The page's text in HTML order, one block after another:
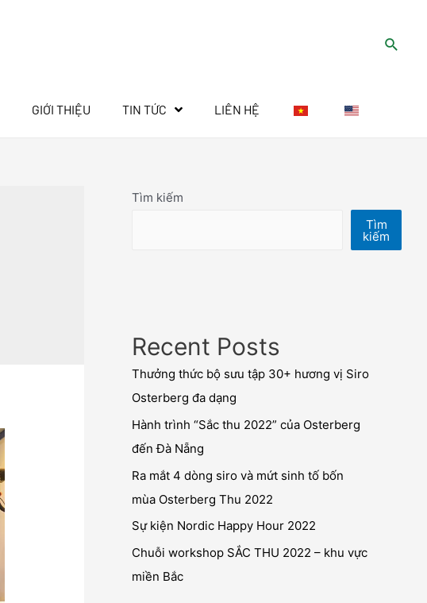
GIỚI THIỆU TIN TỨC LIÊN HỆ
Tìm kiếm
Tìm
kiếm
Recent Posts
Thưởng thức bộ sưu tập 30+ hương vị Siro
Osterberg đa dạng
Hành trình “Sắc thu 2022” của Osterberg
đến Đà Nẵng
Ra mắt 4 dòng siro và mứt sinh tố bốn
mùa Osterberg Thu 2022
Sự kiện Nordic Happy Hour 2022
Chuỗi workshop SẮC THU 2022 – khu vực
miền Bắc